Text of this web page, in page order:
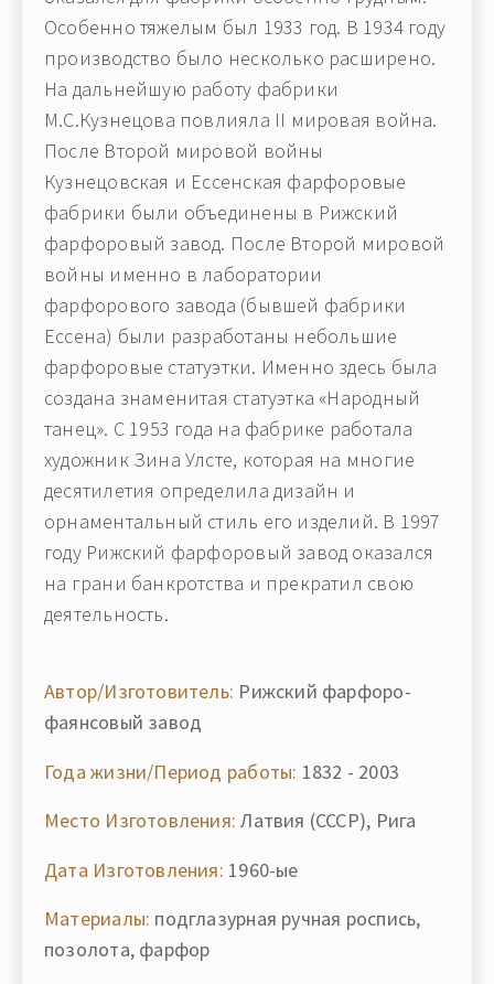
Особенно тяжелым был 1933 год. В 1934 году
производство было несколько расширено.
На дальнейшую работу фабрики
М.С.Кузнецова повлияла II мировая война.
После Второй мировой войны
Кузнецовская и Ессенская фарфоровые
фабрики были объединены в Рижский
фарфоровый завод. После Второй мировой
войны именно в лаборатории
фарфорового завода (бывшей фабрики
Ессена) были разработаны небольшие
фарфоровые статуэтки. Именно здесь была
создана знаменитая статуэтка «Народный
танец». С 1953 года на фабрике работала
художник Зина Улсте, которая на многие
десятилетия определила дизайн и
орнаментальный стиль его изделий. В 1997
году Рижский фарфоровый завод оказался
на грани банкротства и прекратил свою
деятельность.
Автор/Изготовитель: Рижский фарфоро-
фаянсовый завод
Года жизни/Период работы: 1832 - 2003
Место Изготовления: Латвия (СССР), Рига
Дата Изготовления: 1960-ые
Материалы: подглазурная ручная роспись,
позолота, фарфор